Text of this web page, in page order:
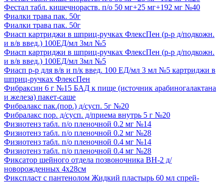
Фестал табл. кишечнораств. п/о 50 мг+25 мг+192 мг №40
Фиалки трава пак. 50г
Фиалки трава пак. 50г
Фиасп картриджи в шприц-ручках ФлексПен (р-р д/подкожн.
и в/в введ.) 100ЕД/мл 3мл №5
Фиасп картриджи в шприц-ручках ФлексПен (р-р д/подкожн.
и в/в введ.) 100ЕД/мл 3мл №5
Фиасп р-р для в/в и п/к введ. 100 ЕД/мл 3 мл №5 картриджи в
шприц-ручках ФлексПен
Фибраксин 6 г №15 БАД к пище (источник арабиногалактана
и железа) пакет-саше
Фибралакс пак.(пор.) д/сусп. 5г №20
Фибралакс пор. д/сусп. д/приема внутрь 5 г №20
Физиотенз табл. п/о пленочной 0.2 мг №14
Физиотенз табл. п/о пленочной 0.2 мг №28
Физиотенз табл. п/о пленочной 0.4 мг №14
Физиотенз табл. п/о пленочной 0.4 мг №28
Фиксатор шейного отдела позвоночника ВН-2 д/
новорожденных 4х28см
Фикспласт с пантенолом Жидкий пластырь 60 мл спрей-